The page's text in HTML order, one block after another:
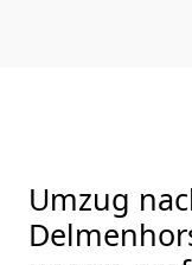
Umzug